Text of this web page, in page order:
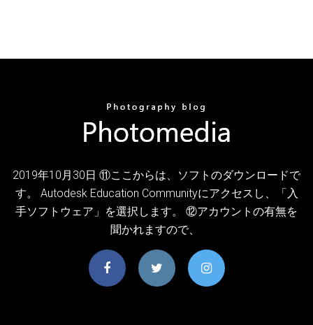
2019年10月30日 ⑪ここからは、ソフトのダウンロードで
す。 Autodesk Education Communityにアクセスし、「入
手ソフトウェア」を選択します。 ⑫アカウントの有無を
聞かれますので、